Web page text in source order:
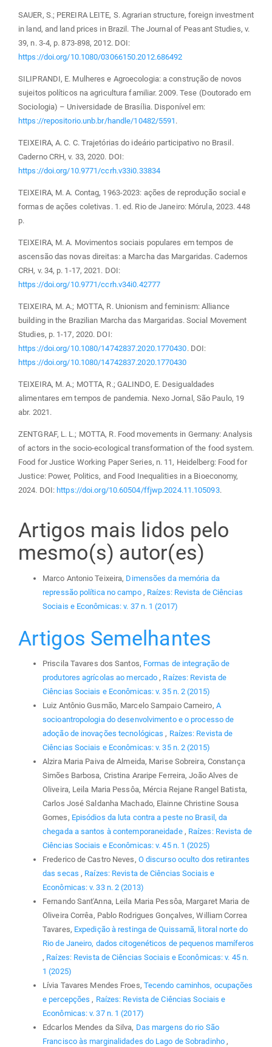
SAUER, S.; PEREIRA LEITE, S. Agrarian structure, foreign investment
in land, and land prices in Brazil. The Journal of Peasant Studies, v.
39, n. 3-4, p. 873-898, 2012. DOI:
https://doi.org/10.1080/03066150.2012.686492
SILIPRANDI, E. Mulheres e Agroecologia: a construção de novos
sujeitos políticos na agricultura familiar. 2009. Tese (Doutorado em
Sociologia) – Universidade de Brasília. Disponível em:
https://repositorio.unb.br/handle/10482/5591 .
TEIXEIRA, A. C. C. Trajetórias do ideário participativo no Brasil.
Caderno CRH, v. 33, 2020. DOI:
https://doi.org/10.9771/ccrh.v33i0.33834
TEIXEIRA, M. A. Contag, 1963-2023: ações de reprodução social e
formas de ações coletivas. 1. ed. Rio de Janeiro: Mórula, 2023. 448
p.
TEIXEIRA, M. A. Movimentos sociais populares em tempos de
ascensão das novas direitas: a Marcha das Margaridas. Cadernos
CRH, v. 34, p. 1-17, 2021. DOI:
https://doi.org/10.9771/ccrh.v34i0.42777
TEIXEIRA, M. A.; MOTTA, R. Unionism and feminism: Alliance
building in the Brazilian Marcha das Margaridas. Social Movement
Studies, p. 1-17, 2020. DOI:
https://doi.org/10.1080/14742837.2020.1770430. DOI:
https://doi.org/10.1080/14742837.2020.1770430
TEIXEIRA, M. A.; MOTTA, R.; GALINDO, E. Desigualdades
alimentares em tempos de pandemia. Nexo Jornal, São Paulo, 19
abr. 2021.
ZENTGRAF, L. L.; MOTTA, R. Food movements in Germany: Analysis
of actors in the socio-ecological transformation of the food system.
Food for Justice Working Paper Series, n. 11, Heidelberg: Food for
Justice: Power, Politics, and Food Inequalities in a Bioeconomy,
2024. DOI: https://doi.org/10.60504/ffjwp.2024.11.105093.
Artigos mais lidos pelo
mesmo(s) autor(es)
Marco Antonio Teixeira, Dimensões da memória da
repressão política no campo , Raízes: Revista de Ciências
Sociais e Econômicas: v. 37 n. 1 (2017)
Artigos Semelhantes
Priscila Tavares dos Santos, Formas de integração de
produtores agrícolas ao mercado, Raízes: Revista de
Ciências Sociais e Econômicas: v. 35 n. 2 (2015)
Luiz Antônio Gusmão, Marcelo Sampaio Carneiro, A
socioantropologia do desenvolvimento e o processo de
adoção de inovações tecnológicas, Raízes: Revista de
Ciências Sociais e Econômicas: v. 35 n. 2 (2015)
Alzira Maria Paiva de Almeida, Marise Sobreira, Constança
Simões Barbosa, Cristina Araripe Ferreira, João Alves de
Oliveira, Leila Maria Pessôa, Mércia Rejane Rangel Batista,
Carlos José Saldanha Machado, Elainne Christine Sousa
Gomes, Episódios da luta contra a peste no Brasil, da
chegada a santos à contemporaneidade , Raízes: Revista de
Ciências Sociais e Econômicas: v. 45 n. 1 (2025)
Frederico de Castro Neves, O discurso oculto dos retirantes
das secas , Raízes: Revista de Ciências Sociais e
Econômicas: v. 33 n. 2 (2013)
Fernando Sant'Anna, Leila Maria Pessôa, Margaret Maria de
Oliveira Corrêa, Pablo Rodrigues Gonçalves, William Correa
Tavares, Expedição à restinga de Quissamã, litoral norte do
Rio de Janeiro, dados citogenéticos de pequenos mamíferos
, Raízes: Revista de Ciências Sociais e Econômicas: v. 45 n.
1 (2025)
Lívia Tavares Mendes Froes, Tecendo caminhos, ocupações
e percepções, Raízes: Revista de Ciências Sociais e
Econômicas: v. 37 n. 1 (2017)
Edcarlos Mendes da Silva, Das margens do rio São
Francisco às marginalidades do Lago de Sobradinho,